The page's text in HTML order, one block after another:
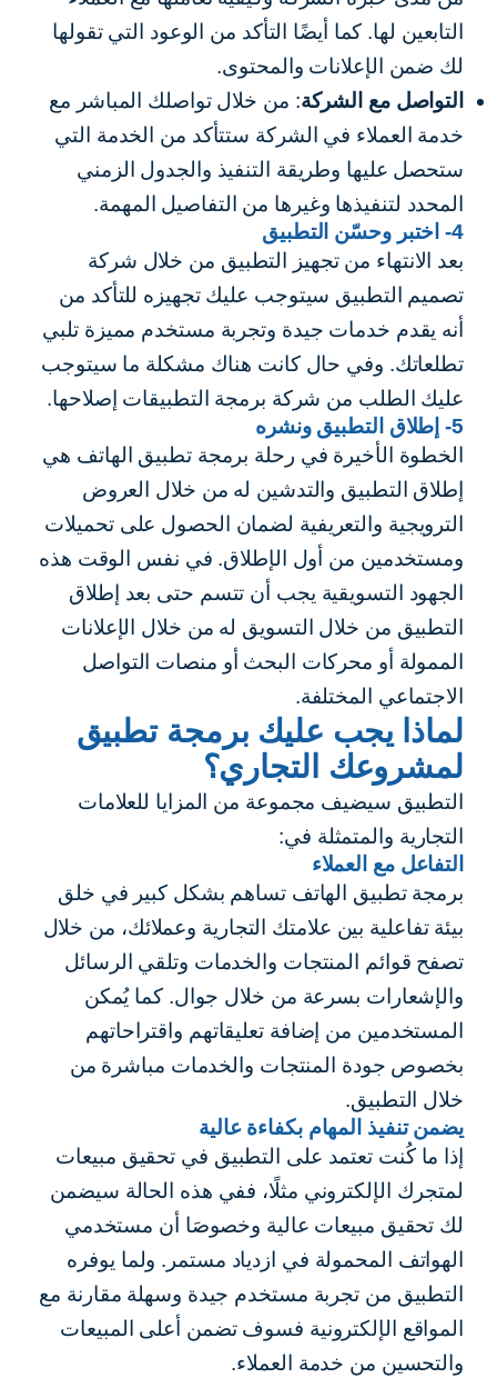
التابعين لها. كما أيضًا التأكد من الوعود التي تقولها
لك ضمن الإعلانات والمحتوى.
التواصل مع الشركة: من خلال تواصلك المباشر مع
خدمة العملاء في الشركة ستتأكد من الخدمة التي
ستحصل عليها وطريقة التنفيذ والجدول الزمني
المحدد لتنفيذها وغيرها من التفاصيل المهمة.
4- اختبر وحسّن التطبيق
بعد الانتهاء من تجهيز التطبيق من خلال شركة
تصميم التطبيق سيتوجب عليك تجهيزه للتأكد من
أنه يقدم خدمات جيدة وتجربة مستخدم مميزة تلبي
تطلعاتك. وفي حال كانت هناك مشكلة ما سيتوجب
عليك الطلب من شركة برمجة التطبيقات إصلاحها.
5- إطلاق التطبيق ونشره
الخطوة الأخيرة في رحلة برمجة تطبيق الهاتف هي
إطلاق التطبيق والتدشين له من خلال العروض
الترويجية والتعريفية لضمان الحصول على تحميلات
ومستخدمين من أول الإطلاق. في نفس الوقت هذه
الجهود التسويقية يجب أن تتسم حتى بعد إطلاق
التطبيق من خلال التسويق له من خلال الإعلانات
الممولة أو محركات البحث أو منصات التواصل
الاجتماعي المختلفة.
لماذا يجب عليك برمجة تطبيق
لمشروعك التجاري؟
التطبيق سيضيف مجموعة من المزايا للعلامات
التجارية والمتمثلة في:
التفاعل مع العملاء
برمجة تطبيق الهاتف تساهم بشكل كبير في خلق
بيئة تفاعلية بين علامتك التجارية وعملائك، من خلال
تصفح قوائم المنتجات والخدمات وتلقي الرسائل
والإشعارات بسرعة من خلال جوال. كما يُمكن
المستخدمين من إضافة تعليقاتهم واقتراحاتهم
بخصوص جودة المنتجات والخدمات مباشرة من
خلال التطبيق.
يضمن تنفيذ المهام بكفاءة عالية
إذا ما كُنت تعتمد على التطبيق في تحقيق مبيعات
لمتجرك الإلكتروني مثلًا، ففي هذه الحالة سيضمن
لك تحقيق مبيعات عالية وخصوصَا أن مستخدمي
الهواتف المحمولة في ازدياد مستمر. ولما يوفره
التطبيق من تجربة مستخدم جيدة وسهلة مقارنة مع
المواقع الإلكترونية فسوف تضمن أعلى المبيعات
والتحسين من خدمة العملاء.